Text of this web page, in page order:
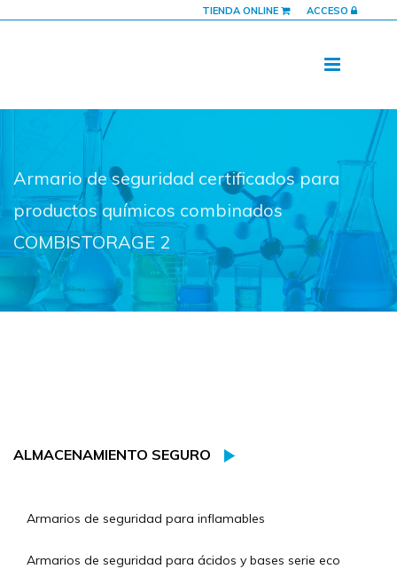
TIENDA ONLINE ACCESO
Armario de seguridad certificados para
productos químicos combinados
COMBISTORAGE 2
ALMACENAMIENTO SEGURO
Armarios de seguridad para inflamables
Armarios de seguridad para ácidos y bases serie eco